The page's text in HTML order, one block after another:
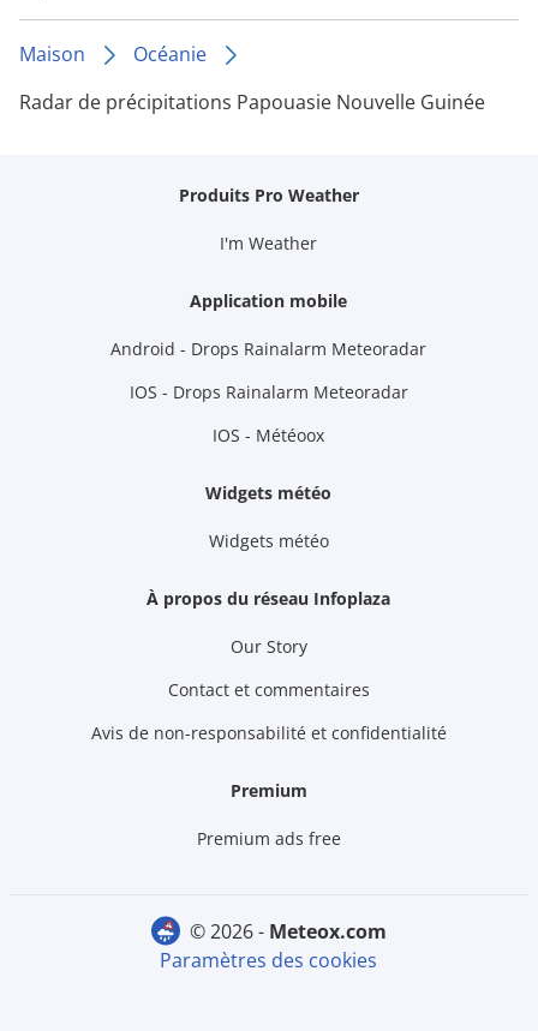
Maison
Océanie
Radar de précipitations Papouasie Nouvelle Guinée
Produits Pro Weather
I'm Weather
Application mobile
Android - Drops Rainalarm Meteoradar
IOS - Drops Rainalarm Meteoradar
IOS - Météoox
Widgets météo
Widgets météo
À propos du réseau Infoplaza
Our Story
Contact et commentaires
Avis de non-responsabilité et confidentialité
Premium
Premium ads free
© 2026 -
meteox.com
Paramètres des cookies